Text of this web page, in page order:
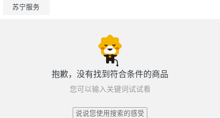
苏宁服务
抱歉，没有找到符合条件的商品
您可以输入关键词试试看
说说您使用搜索的感受